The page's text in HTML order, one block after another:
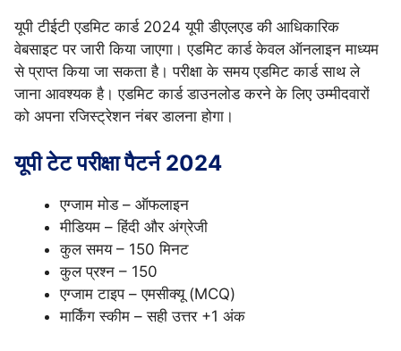
यूपी टीईटी एडमिट कार्ड 2024 यूपी डीएलएड की आधिकारिक
वेबसाइट पर जारी किया जाएगा। एडमिट कार्ड केवल ऑनलाइन माध्यम
से प्राप्त किया जा सकता है। परीक्षा के समय एडमिट कार्ड साथ ले
जाना आवश्यक है। एडमिट कार्ड डाउनलोड करने के लिए उम्मीदवारों
को अपना रजिस्ट्रेशन नंबर डालना होगा।
यूपी टेट परीक्षा पैटर्न 2024
एग्जाम मोड – ऑफलाइन
मीडियम – हिंदी और अंग्रेजी
कुल समय – 150 मिनट
कुल प्रश्न – 150
एग्जाम टाइप – एमसीक्यू (MCQ)
मार्किंग स्कीम – सही उत्तर +1 अंक